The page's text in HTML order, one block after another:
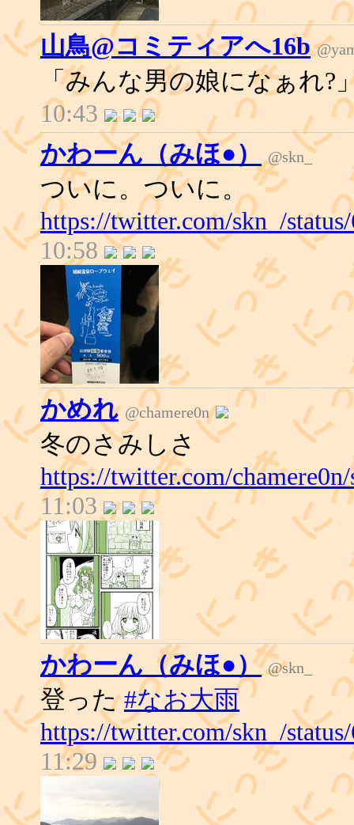
山鳥@コミティアへ16b
「みんな男の娘になぁれ?
10:43
かわーん（みほ●）
@skn_
ついに。ついに。
https://twitter.com/skn_/
10:58
かめれ @chamere0n
冬のさみしさ
https://twitter.com/
11:03
かわーん（みほ●） @skn_
登った#なお大雨
https://twitter.com/skn_/
11:29